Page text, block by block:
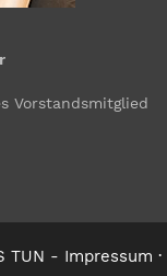
Vorstandsmitglied
TUN - Impressum ·